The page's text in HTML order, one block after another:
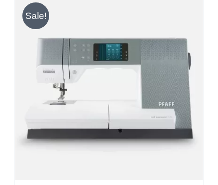
Sale!
IN DEN WARENKORB DETAILS